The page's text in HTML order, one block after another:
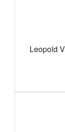
Leopold